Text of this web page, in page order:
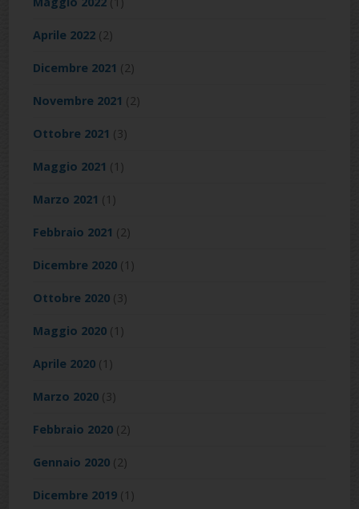
Aprile 2022 (2)
Dicembre 2021 (2)
Novembre 2021 (2)
Ottobre 2021 (3)
Maggio 2021 (1)
Marzo 2021 (1)
Febbraio 2021 (2)
Dicembre 2020 (1)
Ottobre 2020 (3)
Maggio 2020 (1)
Aprile 2020 (1)
Marzo 2020 (3)
Febbraio 2020 (2)
Gennaio 2020 (2)
Dicembre 2019 (1)